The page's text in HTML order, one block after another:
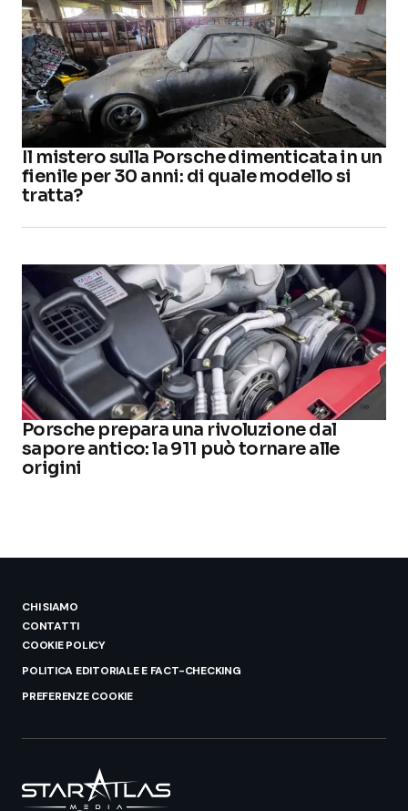
Il mistero sulla Porsche dimenticata in un
fienile per 30 anni: di quale modello si
tratta?
Porsche prepara una rivoluzione dal
sapore antico: la 911 può tornare alle
origini
CHI SIAMO
CONTATTI
COOKIE POLICY
POLITICA EDITORIALE E FACT-CHECKING
PREFERENZE COOKIE